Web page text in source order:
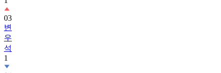
03
변
우
석
1